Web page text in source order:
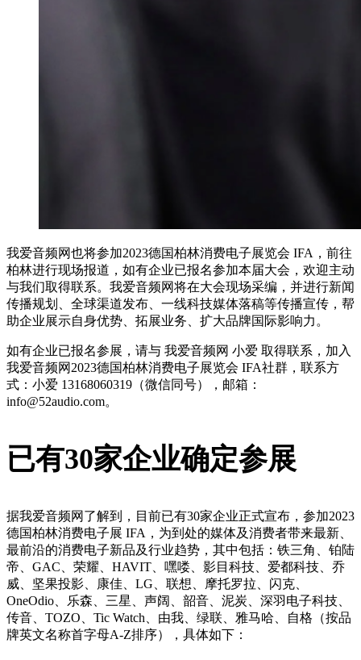
我爱音频网也将参加2023德国柏林消费电子展览会 IFA，前往
柏林进行现场报道，如有企业已报名参加本届大会，欢迎主动
与我们取得联系。我爱音频网将在大会现场采编，并进行新闻
传播规划、全球渠道发布、一线科技媒体落稿等传播宣传，帮
助企业展示自身优势、拓展业务、扩大品牌国际影响力。
如有企业已报名参展，请与 我爱音频网 小爱 取得联系，加入
我爱音频网2023德国柏林消费电子展览会 IFA社群，联系方
式：小爱 13168060319（微信同号），邮箱：
info@52audio.com。
已有30家企业确定参展
据我爱音频网了解到，目前已有30家企业正式宣布，参加2023
德国柏林消费电子展 IFA，为到处的媒体及消费者带来最新、
最前沿的消费电子新品及行业趋势，其中包括：铁三角、铂陆
帝、GAC、荣耀、HAVIT、嘿喽、影目科技、爱都科技、乔
威、坚果投影、康佳、LG、联想、摩托罗拉、闪克、
OneOdio、乐森、三星、声阔、韶音、泥炭、深羽电子科技、
传音、TOZO、Tic Watch、由我、绿联、雅马哈、自格（按品
牌英文名称首字母A-Z排序），具体如下：